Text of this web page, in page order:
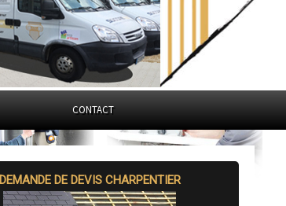
CONTACT
DEMANDE DE DEVIS CHARPENTIER